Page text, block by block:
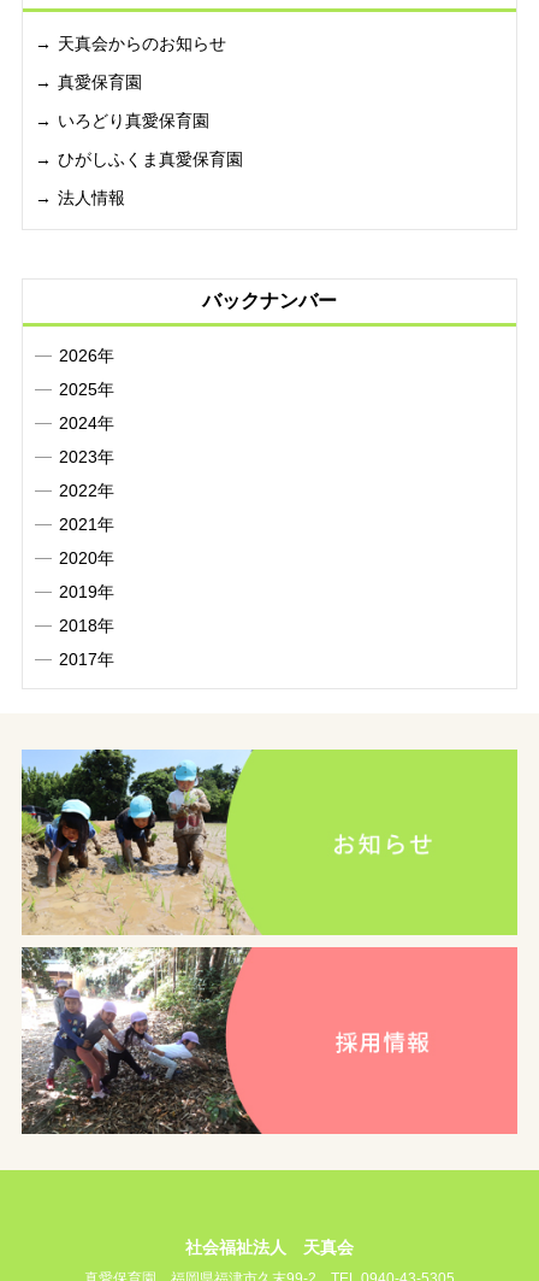
天真会からのお知らせ
真愛保育園
いろどり真愛保育園
ひがしふくま真愛保育園
法人情報
バックナンバー
2026年
2025年
2024年
2023年
2022年
2021年
2020年
2019年
2018年
2017年
社会福祉法人 天真会